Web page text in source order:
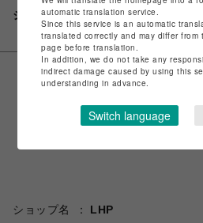
シェアする
ショップ名
LHP
automatic translation service.
Since this service is an automatic
translated correctly and may differ
page before translation.
In addition, we do not take any
indirect damage caused by using this
understanding in advance.
Switch language